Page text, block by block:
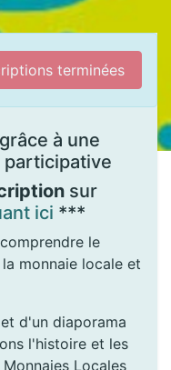
terminées
à une
sur
ici ***
le
monnaie locale et
d'un diaporama
l'histoire et les
Locales